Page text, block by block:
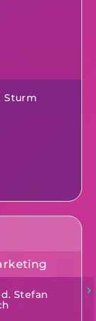
Sturm
Stefan